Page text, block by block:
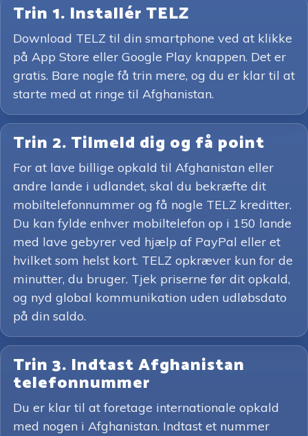
Trin 1. Installér TELZ
Download TELZ til din smartphone ved at klikke
på App Store eller Google Play knappen. Det er
gratis. Bare nogle få trin mere, og du er klar til at
starte med at ringe til Afghanistan.
Trin 2. Tilmeld dig og få point
For at lave billige opkald til Afghanistan eller
andre lande i udlandet, skal du bekræfte dit
mobiltelefonnummer og få nogle TELZ kreditter.
Du kan fylde enhver mobiltelefon op i 150 lande
med lave gebyrer ved hjælp af PayPal eller et
hvilket som helst kort. TELZ opkræver kun for de
minutter, du bruger. Tjek priserne før dit opkald,
og nyd global kommunikation uden udløbsdato
på din saldo.
Trin 3. Indtast Afghanistan
telefonnummer
Du er klar til at foretage internationale opkald
med nogen i Afghanistan. Indtast et nummer